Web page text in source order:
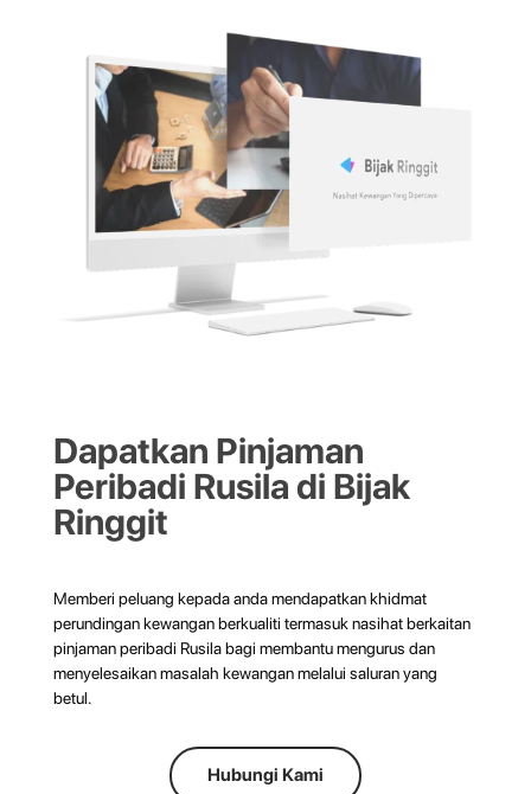
Dapatkan Pinjaman
Peribadi Rusila di Bijak
Ringgit
Memberi peluang kepada anda mendapatkan khidmat
perundingan kewangan berkualiti termasuk nasihat berkaitan
pinjaman peribadi Rusila bagi membantu mengurus dan
menyelesaikan masalah kewangan melalui saluran yang
betul.
Hubungi Kami